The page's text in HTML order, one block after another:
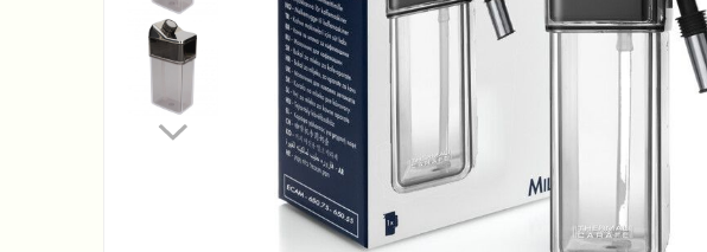
Accesorii Piese Espressoare
Accesorii Piese Aspiratoare
Accesorii Piese Plite Aragazuri
Accesorii Piese Cuptoare